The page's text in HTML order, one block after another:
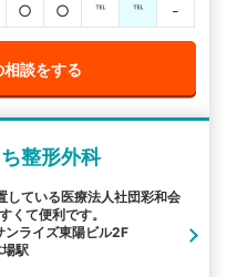
○ ○ ℡ ℡ -
談をする
整形外科
している医療法人社団彩和会
くて便利です。
ライズ東陽ビル2F
駅